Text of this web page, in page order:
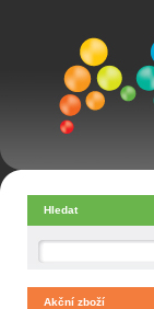
Hledat
Akční zboží